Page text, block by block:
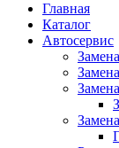
Главная
Каталог
Автосервис